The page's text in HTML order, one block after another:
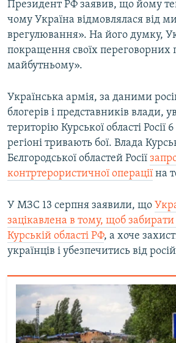
Президент РФ заявив, що йому
чому Україна відмовлялася від
врегулювання». На його думку,
покращення своїх переговорних
майбутньому».
Українська армія, за даними
блогерів і представників влади,
територію Курської області Росії
регіоні тривають бої. Влада
Бєлгородської областей Росії
контртерористичної операції на
У МЗС 13 серпня заявили, що
зацікавлена в тому, щоб
Курській області РФ, а хоче
українців і убезпечитись від